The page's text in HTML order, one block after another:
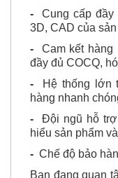
-
Cung cấp
3D, CAD của
-
Cam kết hàng
đầy đủ COCQ,
-
Hệ thống lớn
hàng nhanh
-
Đội ngũ hỗ trợ
hiểu sản phẩm
- Chế độ bảo
Bạn đang quan